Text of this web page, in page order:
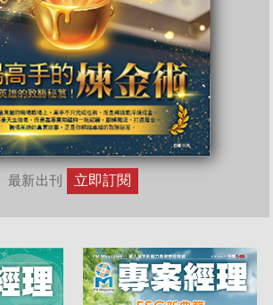
最新出刊 立即訂閱